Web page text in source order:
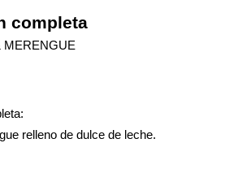
completa
MERENGUE
relleno de dulce de leche.